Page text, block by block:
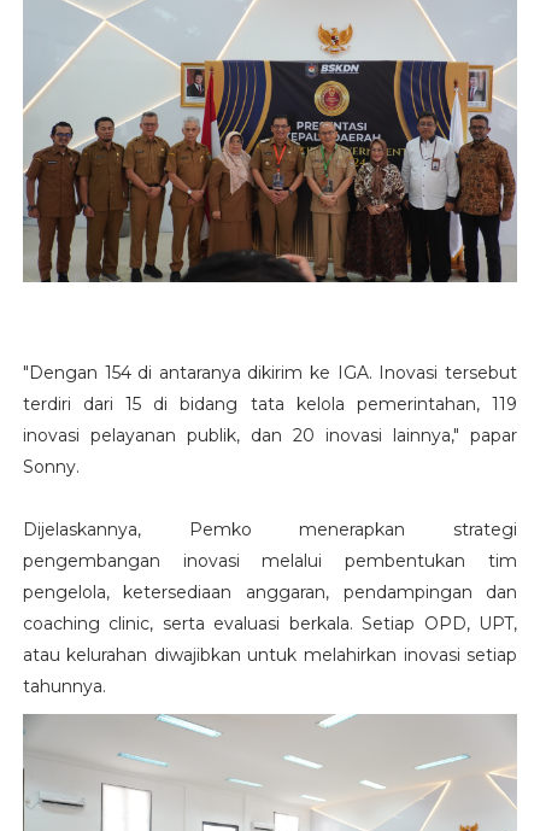
"Dengan 154 di antaranya dikirim ke IGA. Inovasi tersebut
terdiri dari 15 di bidang tata kelola pemerintahan, 119
inovasi pelayanan publik, dan 20 inovasi lainnya," papar
Sonny.
Dijelaskannya, Pemko menerapkan strategi
pengembangan inovasi melalui pembentukan tim
pengelola, ketersediaan anggaran, pendampingan dan
coaching clinic, serta evaluasi berkala. Setiap OPD, UPT,
atau kelurahan diwajibkan untuk melahirkan inovasi setiap
tahunnya.